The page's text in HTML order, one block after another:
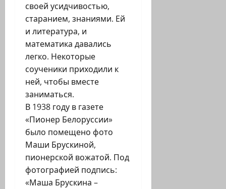
своей усидчивостью,
старанием, знаниями. Ей
и литература, и
математика давались
легко. Некоторые
соученики приходили к
ней, чтобы вместе
заниматься.
В 1938 году в газете
«Пионер Белоруссии»
было помещено фото
Маши Брускиной,
пионерской вожатой. Под
фотографией подпись:
«Маша Брускина –